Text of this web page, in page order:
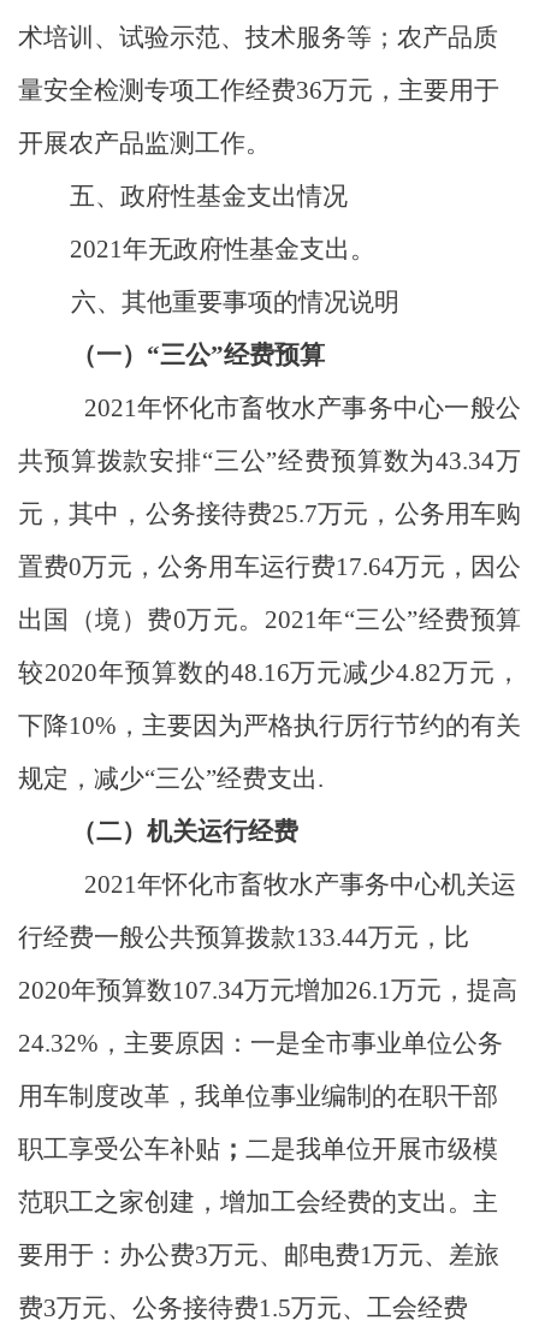
术培训、试验示范、技术服务等；农产品质
量安全检测专项工作经费36万元，主要用于
开展农产品监测工作。
五、政府性基金支出情况
2021年无政府性基金支出。
六、其他重要事项的情况说明
（一） “三公”经费预算
2021年怀化市畜牧水产事务中心一般公
共预算拨款安排“三公”经费预算数为43.34万
元，其中，公务接待费25.7万元，公务用车购
置费0万元，公务用车运行费17.64万元，因公
出国（境）费0万元。 2021年“三公”经费预算
较2020年预算数的48.16万元减少4.82万元，
下降10% ，主要因为严格执行厉行节约的有关
规定，减少“三公”经费支出.
（二）机关运行经费
2021年怀化市畜牧水产事务中心机关运
行经费一般公共预算拨款133.44万元，比
2020年预算数107.34万元增加26.1万元，提高
24.32% ，主要原因：一是全市事业单位公务
用车制度改革，我单位事业编制的在职干部
职工享受公车补贴 ； 二是我单位开展市级模
范职工之家创建，增加工会经费的支出。 主
要用于：办公费3万元、邮电费1万元、差旅
费3万元、公务接待费1.5万元、工会经费